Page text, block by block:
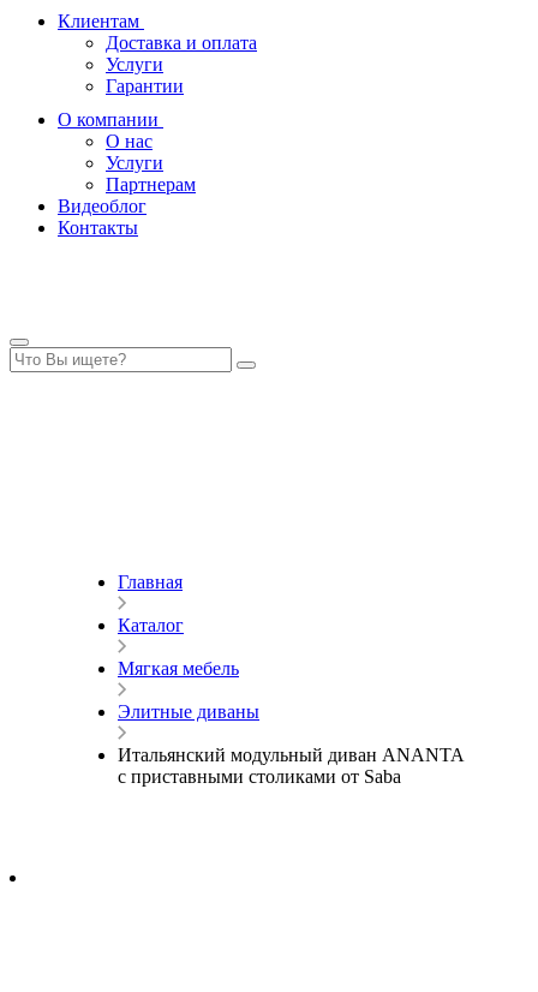
Клиентам
Доставка и оплата
Услуги
Гарантии
О компании
О нас
Услуги
Партнерам
Видеоблог
Контакты
Главная
Каталог
Мягкая мебель
Элитные диваны
Итальянский модульный диван ANANTA
с приставными столиками от Saba